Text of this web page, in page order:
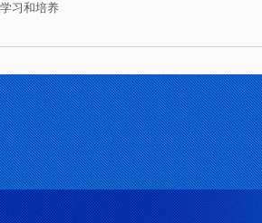
习和培养